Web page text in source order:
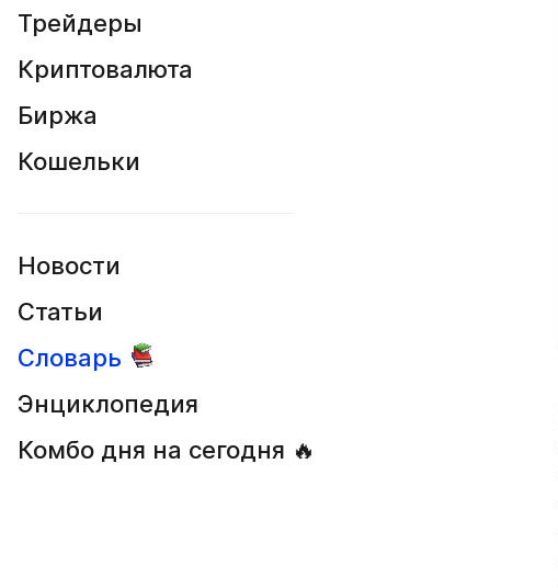
Трейдеры
Криптовалюта
Биржа
Кошельки
Новости
Статьи
Словарь
Энциклопедия
Комбо дня на сегодня 🔥